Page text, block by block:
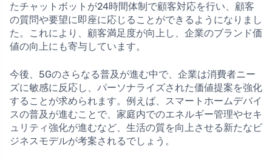
たチャットボットが24時間体制で顧客対応を行い、顧客
の質問や要望に即座に応じることができるようになりまし
た。これにより、顧客満足度が向上し、企業のブランド価
値の向上にも寄与しています。
今後、5Gのさらなる普及が進む中で、企業は消費者ニー
ズに敏感に反応し、パーソナライズされた価値提案を強化
することが求められます。例えば、スマートホームデバイ
スの普及が進むことで、家庭内でのエネルギー管理やセキ
ュリティ強化が進むなど、生活の質を向上させる新たなビ
ジネスモデルが考案されるでしょう。